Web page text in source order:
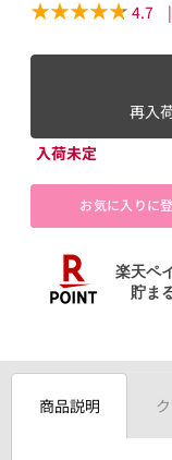
4.7 |
再入
入荷未定
お気に入りに
商品説明